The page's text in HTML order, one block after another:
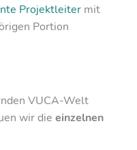
Projektleiter mit
Portion
VUCA-Welt
wir die einzelnen